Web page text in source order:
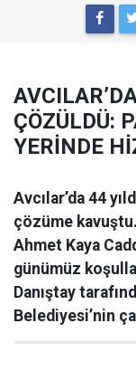
ÇÖZÜLDÜ:
YERİNDE
Avcılar’da 44
çözüme
Ahmet Kaya
günümüz
Danıştay
Belediyesi’nin ça